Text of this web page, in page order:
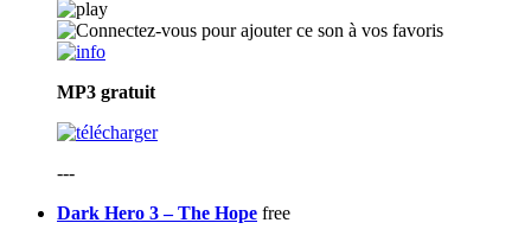
MP3 gratuit
---
Dark Hero 3 – The Hope free